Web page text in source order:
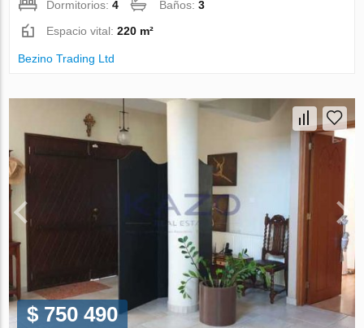
Dormitorios:4 Baños:3
Espacio vital:220 m²
Bezino Trading Ltd
$ 750 490